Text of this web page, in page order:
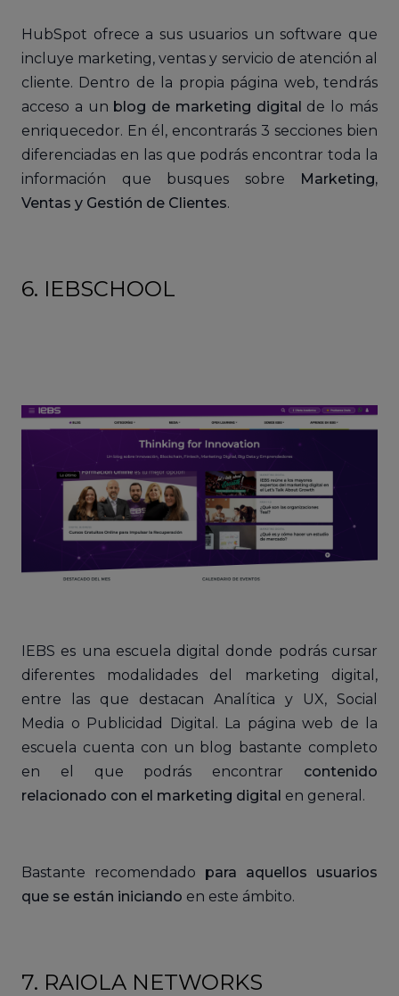
HubSpot ofrece a sus usuarios un software que
incluye marketing, ventas y servicio de atención al
cliente. Dentro de la propia página web, tendrás
acceso a un blog de marketing digital de lo más
enriquecedor. En él, encontrarás 3 secciones bien
diferenciadas en las que podrás encontrar toda la
información que busques sobre
Marketing,
Ventas y Gestión de Clientes.
6. IEBSCHOOL
IEBS es una escuela digital donde podrás cursar
diferentes modalidades del marketing digital,
entre las que destacan Analítica y UX, Social
Media o Publicidad Digital. La página web de la
escuela cuenta con un blog bastante completo
en el que podrás encontrar contenido
relacionado con el marketing digital en general.
Bastante recomendado para aquellos usuarios
que se están iniciando en este ámbito.
7. RAIOLA NETWORKS